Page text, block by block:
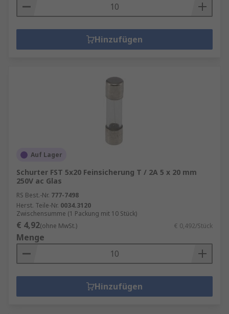
Hinzufügen
Auf Lager
Schurter FST 5x20 Feinsicherung T / 2A 5 x 20 mm
250V ac Glas
RS Best.-Nr. 777-7498
Herst. Teile-Nr. 0034.3120
Zwischensumme (1 Packung mit 10 Stück)
€ 4,92(ohne MwSt.) € 0,492/Stück
Menge
Hinzufügen